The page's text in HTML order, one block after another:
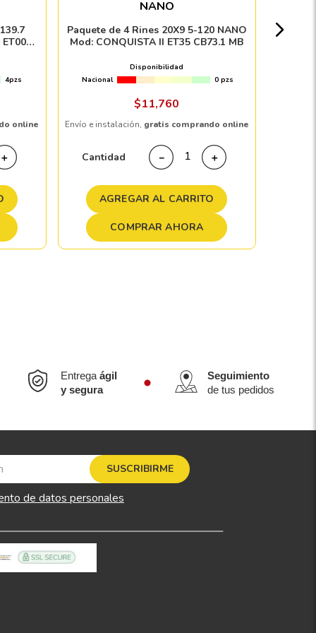
4pzs
online
＋
NANO
Paquete de 4 Rines 20X9 5-120 NANO
Mod: CONQUISTA II ET35 CB73.1 MB
Disponibilidad
Nacional
0 pzs
$11,760
Envío e instalación, gratis comprando online
Cantidad ＋
－
AGREGAR AL CARRITO
COMPRAR AHORA
Entregaágil
y segura
Seguimiento
de tus pedidos
SUSCRIBIRME
de datos personales